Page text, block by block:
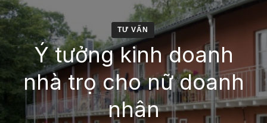
TƯ VẤN
Ý tưởng kinh doanh
nhà trọ cho nữ doanh
nhân